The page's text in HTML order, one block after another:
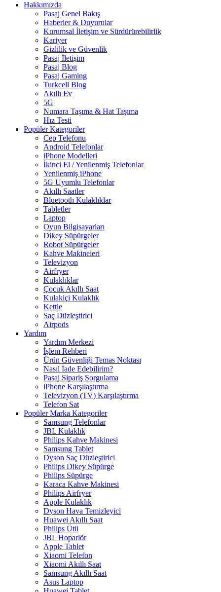
Hakkımızda
Pasaj Genel Bakış
Haberler & Duyurular
Kurumsal İletişim ve Sürdürürebilirlik
Kariyer
Gizlilik ve Güvenlik
Pasaj İletişim
Pasaj Blog
Pasaj Gaming
Turkcell Blog
Akıllı Ev
5G
Numara Taşıma & Hat Taşıma
Hız Testi
Popüler Kategoriler
Cep Telefonu
Android Telefonlar
iPhone Modelleri
İkinci El / Yenilenmiş Telefonlar
Yenilenmiş iPhone
5G Uyumlu Telefonlar
Akıllı Saatler
Bluetooth Kulaklıklar
Tabletler
Laptop
Oyun Bilgisayarları
Dikey Süpürgeler
Robot Süpürgeler
Kahve Makineleri
Televizyon
Airfryer
Kulaklıklar
Çocuk Akıllı Saat
Kulakiçi Kulaklık
Kettle
Saç Düzleştirici
Airpods
Yardım
Yardım Merkezi
İşlem Rehberi
Ürün Güvenliği Temas Noktası
Nasıl İade Edebilirim?
Pasaj Sipariş Sorgulama
iPhone Karşılaştırma
Televizyon (TV) Karşılaştırma
Telefon Sat
Popüler Marka Kategoriler
Samsung Telefonlar
JBL Kulaklık
Philips Kahve Makinesi
Samsung Tablet
Dyson Saç Düzleştirici
Philips Dikey Süpürge
Philips Süpürge
Karaca Kahve Makinesi
Philips Airfryer
Apple Kulaklık
Dyson Hava Temizleyici
Huawei Akıllı Saat
Philips Ütü
JBL Hoparlör
Apple Tablet
Xiaomi Telefon
Xiaomi Akıllı Saat
Samsung Akıllı Saat
Asus Laptop